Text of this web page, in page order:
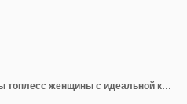
Близкий портрет красоты топлесс женщины с идеальной кожей и естественным макияжем держит сыворотку для молодости и пипетку для увлажнения кожи с косметическим масломx9